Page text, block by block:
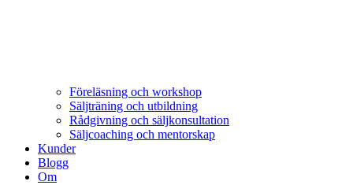
Föreläsning och workshop
Säljträning och utbildning
Rådgivning och säljkonsultation
Säljcoaching och mentorskap
Kunder
Blogg
Om